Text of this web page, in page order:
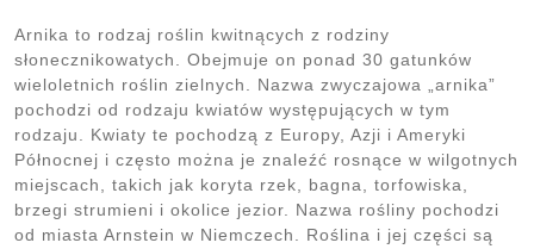
Arnika to rodzaj roślin kwitnących z rodziny
słonecznikowatych. Obejmuje on ponad 30 gatunków
wieloletnich roślin zielnych. Nazwa zwyczajowa „arnika”
pochodzi od rodzaju kwiatów występujących w tym
rodzaju. Kwiaty te pochodzą z Europy, Azji i Ameryki
Północnej i często można je znaleźć rosnące w wilgotnych
miejscach, takich jak koryta rzek, bagna, torfowiska,
brzegi strumieni i okolice jezior. Nazwa rośliny pochodzi
od miasta Arnstein w Niemczech. Roślina i jej części są